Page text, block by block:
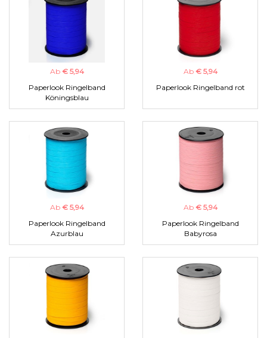
Ab € 5,94
Paperlook Ringelband
Köningsblau
Ab € 5,94
Paperlook Ringelband rot
Ab € 5,94
Paperlook Ringelband
Azurblau
Ab € 5,94
Paperlook Ringelband
Babyrosa